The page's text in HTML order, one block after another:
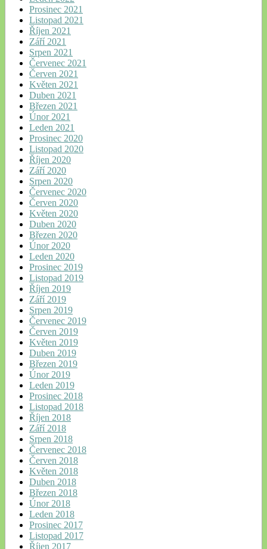
Prosinec 2021
Listopad 2021
Říjen 2021
Září 2021
Srpen 2021
Červenec 2021
Červen 2021
Květen 2021
Duben 2021
Březen 2021
Únor 2021
Leden 2021
Prosinec 2020
Listopad 2020
Říjen 2020
Září 2020
Srpen 2020
Červenec 2020
Červen 2020
Květen 2020
Duben 2020
Březen 2020
Únor 2020
Leden 2020
Prosinec 2019
Listopad 2019
Říjen 2019
Září 2019
Srpen 2019
Červenec 2019
Červen 2019
Květen 2019
Duben 2019
Březen 2019
Únor 2019
Leden 2019
Prosinec 2018
Listopad 2018
Říjen 2018
Září 2018
Srpen 2018
Červenec 2018
Červen 2018
Květen 2018
Duben 2018
Březen 2018
Únor 2018
Leden 2018
Prosinec 2017
Listopad 2017
Říjen 2017